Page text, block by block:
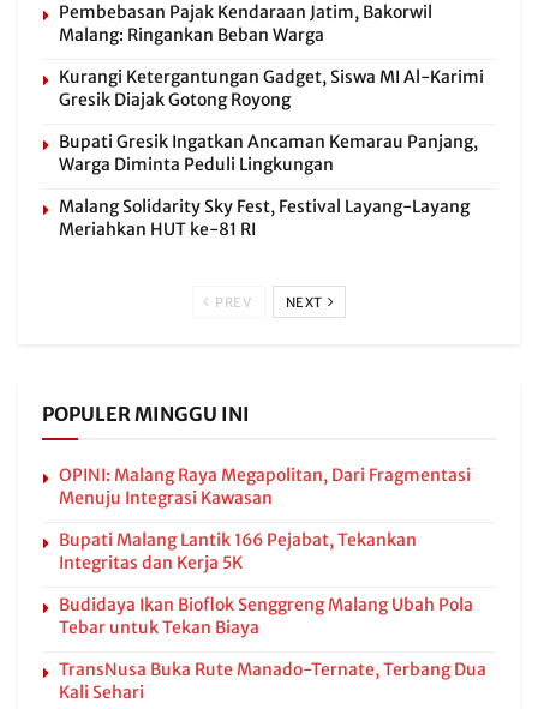
Pembebasan Pajak Kendaraan Jatim, Bakorwil
Malang: Ringankan Beban Warga
Kurangi Ketergantungan Gadget, Siswa MI Al-Karimi
Gresik Diajak Gotong Royong
Bupati Gresik Ingatkan Ancaman Kemarau Panjang,
Warga Diminta Peduli Lingkungan
Malang Solidarity Sky Fest, Festival Layang-Layang
Meriahkan HUT ke-81 RI
PREV NEXT
POPULER MINGGU INI
OPINI: Malang Raya Megapolitan, Dari Fragmentasi
Menuju Integrasi Kawasan
Bupati Malang Lantik 166 Pejabat, Tekankan
Integritas dan Kerja 5K
Budidaya Ikan Bioflok Senggreng Malang Ubah Pola
Tebar untuk Tekan Biaya
TransNusa Buka Rute Manado-Ternate, Terbang Dua
Kali Sehari